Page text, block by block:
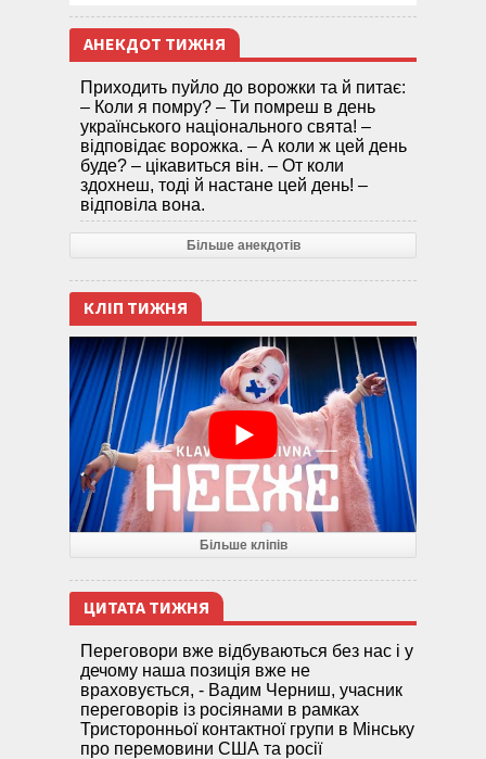
АНЕКДОТ ТИЖНЯ
Приходить пуйло до ворожки та й питає:
– Коли я помру? – Ти помреш в день
українського національного свята! –
відповідає ворожка. – А коли ж цей день
буде? – цікавиться він. – От коли
здохнеш, тоді й настане цей день! –
відповіла вона.
Більше анекдотів
КЛІП ТИЖНЯ
Більше кліпів
ЦИТАТА ТИЖНЯ
Переговори вже відбуваються без нас і у
дечому наша позиція вже не
враховується, - Вадим Черниш, учасник
переговорів із росіянами в рамках
Тристоронньої контактної групи в Мінську
про перемовини США та росії